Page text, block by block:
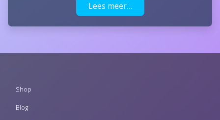
Lees meer…
Footer
Shop
Blog